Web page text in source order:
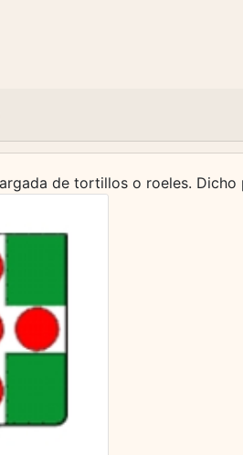
de tortillos o roeles. Dicho